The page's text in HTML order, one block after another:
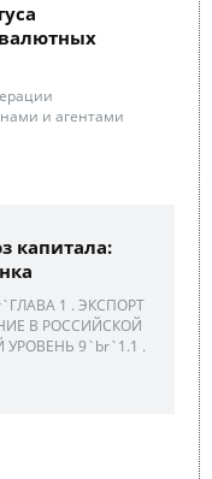
и агентами
капитала:
1 . ЭКСПОРТ
В РОССИЙСКОЙ
9`br`1.1 .